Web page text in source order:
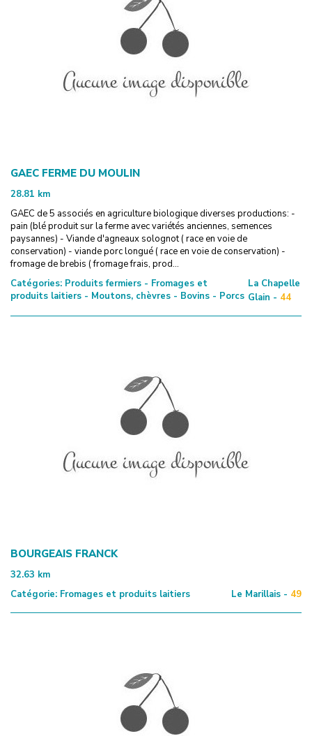
GAEC FERME DU MOULIN
28.81 km
GAEC de 5 associés en agriculture biologique diverses productions: -
pain (blé produit sur la ferme avec variétés anciennes, semences
paysannes) - Viande d'agneaux solognot ( race en voie de
conservation) - viande porc longué ( race en voie de conservation) -
fromage de brebis ( fromage frais, prod...
Catégories: Produits fermiers - Fromages et
produits laitiers - Moutons, chèvres - Bovins - Porcs
La Chapelle
Glain - 44
BOURGEAIS FRANCK
32.63 km
Catégorie: Fromages et produits laitiers Le Marillais - 49